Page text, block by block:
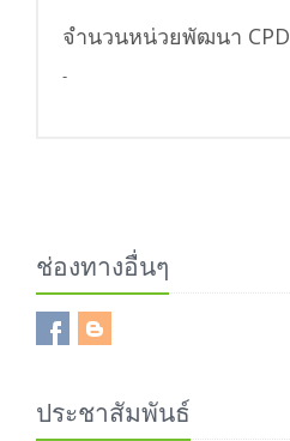
จำนวนหน่วยพัฒนา CPD
-
ช่องทางอื่นๆ
ประชาสัมพันธ์